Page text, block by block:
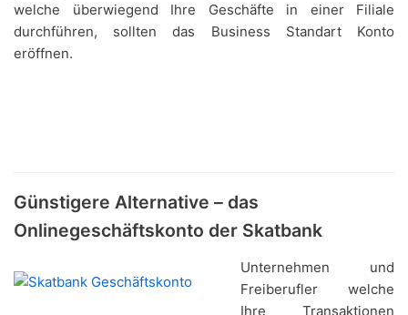
welche überwiegend Ihre Geschäfte in einer Filiale
durchführen, sollten das Business Standart Konto
eröffnen.
Günstigere Alternative – das
Onlinegeschäftskonto der Skatbank
Unternehmen und
Freiberufler welche
Ihre Transaktionen